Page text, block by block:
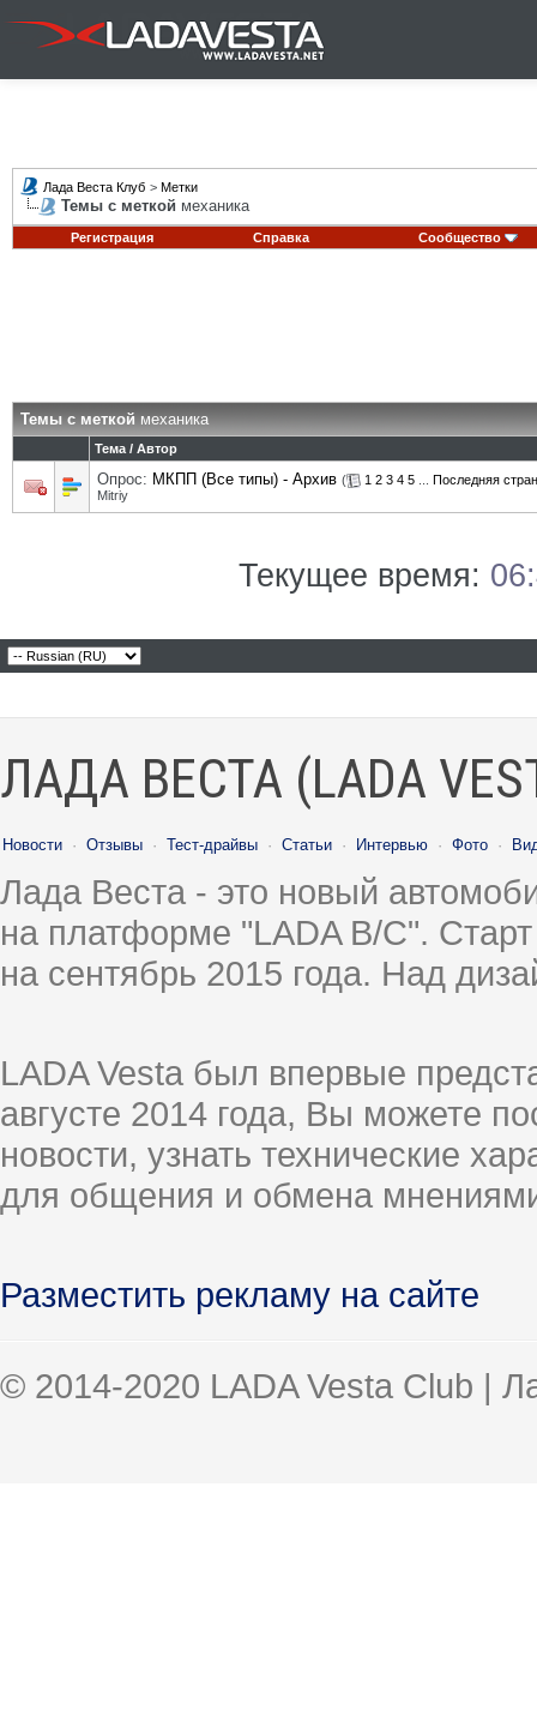
Лада Веста Клуб > Метки
Темы с меткой механика
Регистрация Справка Сообщество
Темы с меткоймеханика
Тема / Автор
Опрос: МКПП (Все типы) - Архив ( 1 2 3 4 5
Последняя
Mitriy
Текущее время:
ЛАДА ВЕСТА (LADA
Новости · Отзывы · Тест-драйвы · Статьи · Интервью · Фото ·
Лада Веста - это новый
на платформе "LADA B/C".
на сентябрь 2015 года. Над
LADA Vesta был впервые
августе 2014 года, Вы можете
новости, узнать технические
для общения и обмена
Разместить рекламу на сайте
© 2014-2020 LADA Vesta Club |